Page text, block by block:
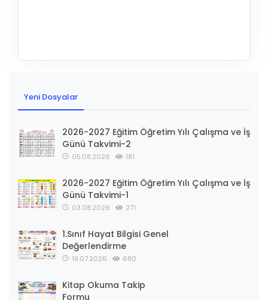
Yeni Dosyalar
2026-2027 Eğitim Öğretim Yılı Çalışma ve İş
Günü Takvimi-2
05.08.2026 181
2026-2027 Eğitim Öğretim Yılı Çalışma ve İş
Günü Takvimi-1
03.08.2026 271
1.Sınıf Hayat Bilgisi Genel
Değerlendirme
19.07.2026 680
Kitap Okuma Takip
Formu